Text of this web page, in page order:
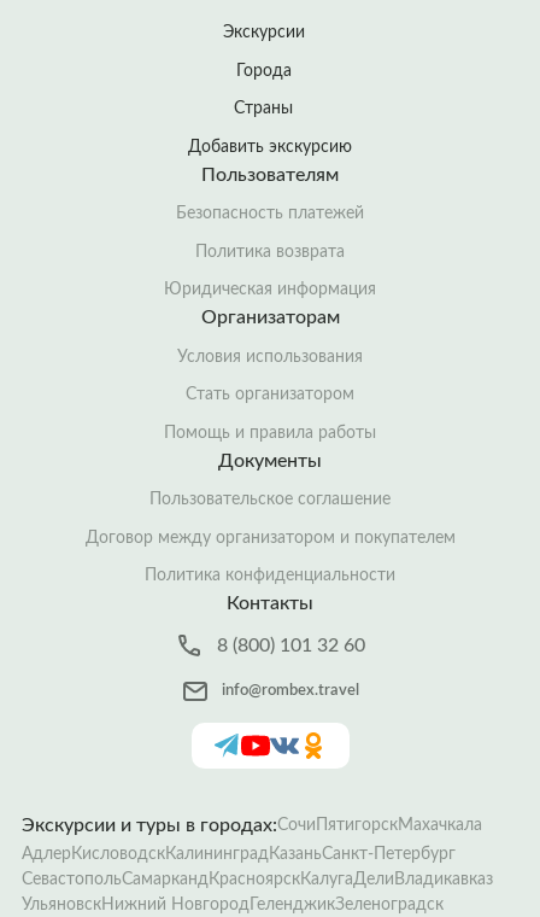
Экскурсии
Города
Страны
Добавить экскурсию
Пользователям
Безопасность платежей
Политика возврата
Юридическая информация
Организаторам
Условия использования
Стать организатором
Помощь и правила работы
Документы
Пользовательское соглашение
Договор между организатором и покупателем
Политика конфиденциальности
Контакты
8 (800) 101 32 60
info@rombex.travel
Экскурсии и туры в городах:Сочи ПятигорскМахачкала
Адлер КисловодскКалининград КазаньСанкт-Петербург
СевастопольСамарканд КрасноярскКалугаДели Владикавказ
УльяновскНижний Новгород ГеленджикЗеленоградск